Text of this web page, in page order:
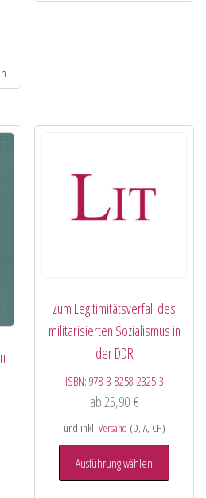
Zum Legitimitätsverfall des
militarisierten Sozialismus in
der DDR
ISBN: 978-3-8258-2325-3
ab25,90 €
und inkl. Versand (D, A, CH)
Ausführung wählen